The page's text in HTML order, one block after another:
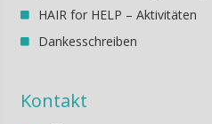
HAIR for HELP – Aktivitäten
Dankesschreiben
Kontakt